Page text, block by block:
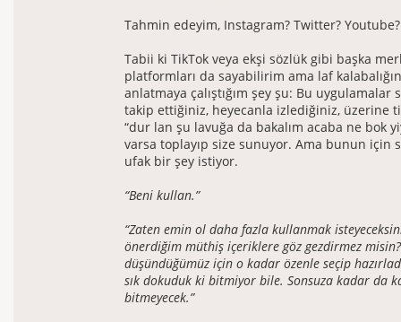
Tahmin edeyim, Instagram? Twitter? Youtube?
Tabii ki TikTok veya ekşi sözlük gibi başka
platformları da sayabilirim ama laf
anlatmaya çalıştığım şey şu: Bu uygulamalar
takip ettiğiniz, heyecanla izlediğiniz, üzerine
“dur lan şu lavuğa da bakalım acaba ne bok
varsa toplayıp size sunuyor. Ama bunun için
ufak bir şey istiyor.
“Beni kullan.”
“Zaten emin ol daha fazla kullanmak
önerdiğim müthiş içeriklere göz gezdirmez
düşündüğümüz için o kadar özenle seçip
sık dokuduk ki bitmiyor bile. Sonsuza kadar da
bitmeyecek.”